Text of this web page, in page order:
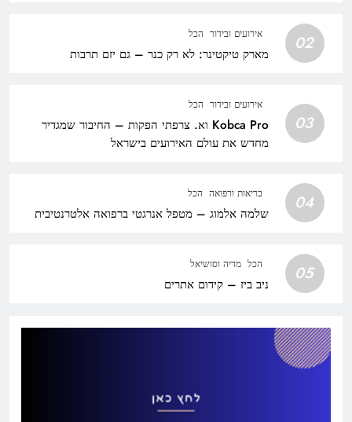
02 אירועים ובידור הכל
מארק טיקטינר: לא רק כנר – גם יזם תרבות
03
אירועים ובידור הכל
Kobca Pro וא. צרפתי הפקות – החיבור שמגדיר
מחדש את עולם האירועים בישראל
04 בריאות ורפואה הכל
שלמה אלמוג – מטפל אנרגטי ברפואה אלטרנטיבית
05 הכל מדיה וסושיאל
ניב ביז – קידום אתרים